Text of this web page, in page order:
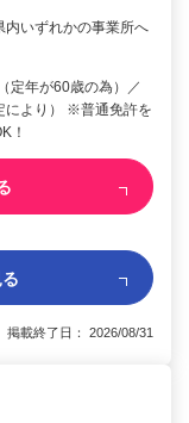
いずれかの事業所へ
定年が60歳の為）／
により） ※普通免許を
！
載終了日： 2026/08/31